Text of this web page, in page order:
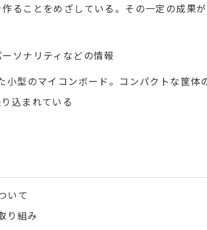
ることをめざしている。その一定の成果
ソナリティなどの情報
型のマイコンボード。コンパクトな筐体
込まれている
いて
り組み